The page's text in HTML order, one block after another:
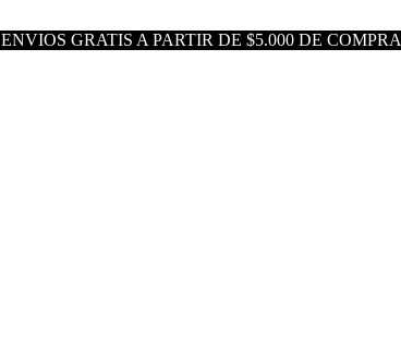
ENVIOS GRATIS A PARTIR DE $5.000 DE COMPRA